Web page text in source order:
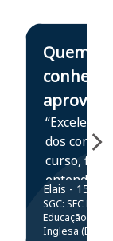
em
Estudante Elais
Quem
conhece,
aprova
“Excelente
dos
curso,
entender e
prática
resolução
questões.”
Elais - 15/07/
SGC: SEC BA
Educação
Inglesa (Edital